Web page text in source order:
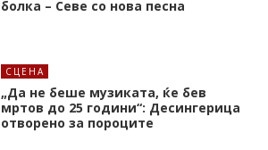
болка – Севе со нова песна
СЦЕНА
„Да не беше музиката, ќе бев
мртов до 25 години“: Десингерица
отворено за пороците